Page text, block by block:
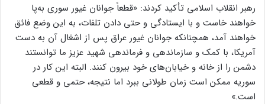
رهبر انقلاب اسلامی تأکید کردند: «قطعاً جوانان غیور سوری به‌پا
خواهند خاست و با ایستادگی و حتی دادن تلفات، به این وضع فائق
خواهند آمد، همچنانکه جوانان غیور عراق پس از اشغال آن به دست
آمریکا، با کمک و سازماندهی و فرماندهی شهید عزیز ما توانستند
دشمن را از خانه و خیابان‌های خود بیرون کنند. البته این کار در
سوریه ممکن است زمان طولانی ببرد اما نتیجه، حتمی و قطعی
است.»